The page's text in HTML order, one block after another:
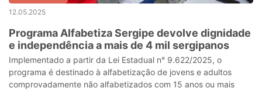
12.05.2025
Programa Alfabetiza Sergipe devolve dignidade
e independência a mais de 4 mil sergipanos
Implementado a partir da Lei Estadual n° 9.622/2025, o
programa é destinado à alfabetização de jovens e adultos
comprovadamente não alfabetizados com 15 anos ou mais